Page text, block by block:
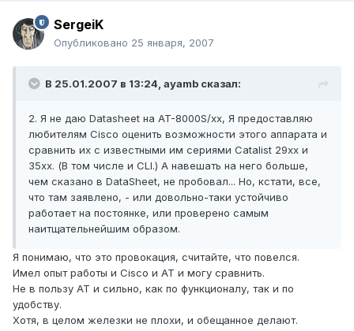
SergeiK
Опубликовано 25 января, 2007
В 25.01.2007 в 13:24, ayamb сказал:
2. Я не даю Datasheet на AT-8000S/хх, Я предоставляю
любителям Cisco оценить возможности этого аппарата и
сравнить их с известными им сериями Catalist 29хх и
35хх. (В том числе и CLI.) А навешать на него больше,
чем сказано в DataSheet, не пробовал... Но, кстати, все,
что там заявлено, - или довольно-таки устойчиво
работает на постоянке, или проверено самым
наитщательнейшим образом.
Я понимаю, что это провокация, считайте, что повелся.
Имел опыт работы и Cisco и AT и могу сравнить.
Не в пользу AT и сильно, как по функционалу, так и по
удобству.
Хотя, в целом железки не плохи, и обещанное делают.